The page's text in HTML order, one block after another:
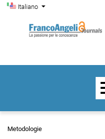
Salta al menu principale di
Salta al contenuto principale
Salta al piè di pagina del sito
Cambia la lingua. La lingua
Italiano
Menu di
Menu
Metodologie